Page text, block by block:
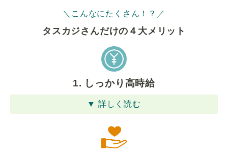
＼こんなにたくさん！？／
タスカジさんだけの４⼤メリット
1. しっかり高時給
▼ 詳しく読む